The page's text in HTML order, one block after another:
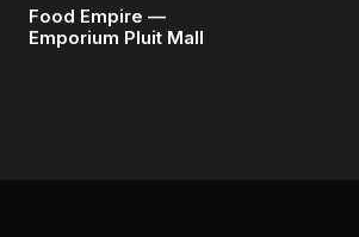
Food Empire —
Emporium Pluit Mall